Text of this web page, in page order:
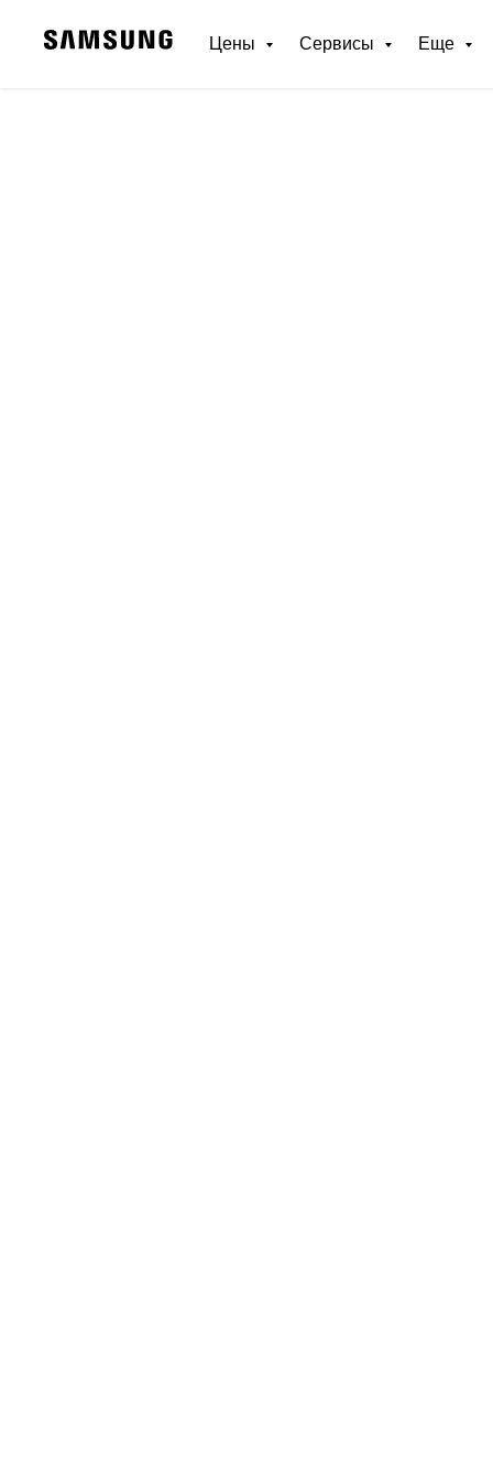
Цены Сервисы Еще